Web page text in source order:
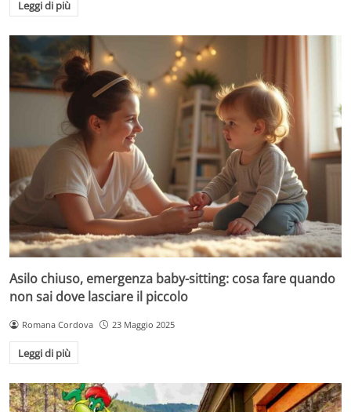
Leggi di più
Asilo chiuso, emergenza baby-sitting: cosa fare quando
non sai dove lasciare il piccolo
Romana Cordova 23 Maggio 2025
Leggi di più